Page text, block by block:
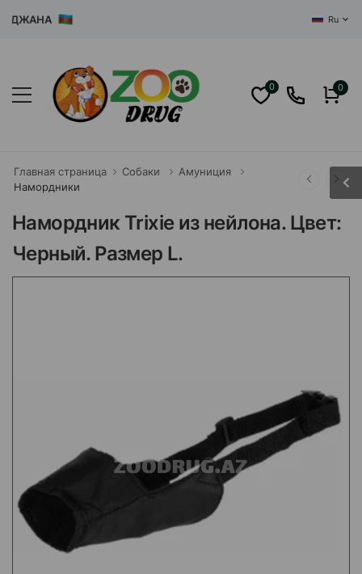
Ru
0 0
Главная страница Собаки
Амуниция
Намордники
Намордник Trixie из нейлона. Цвет:
Черный. Размер L.